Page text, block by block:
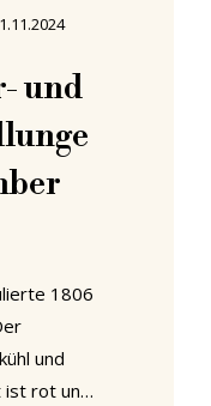
Da wir
welche
und
1806
und
ist rot und